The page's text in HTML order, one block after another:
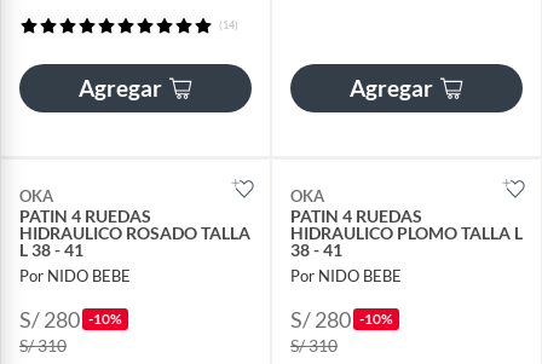
(14)
Agregar Agregar
OKA
PATIN 4 RUEDAS
HIDRAULICO ROSADO TALLA
L 38 - 41
Por NIDO BEBE
S/ 280 -10%
S/ 310
OKA
PATIN 4 RUEDAS
HIDRAULICO PLOMO TALLA L
38 - 41
Por NIDO BEBE
S/ 280 -10%
S/ 310